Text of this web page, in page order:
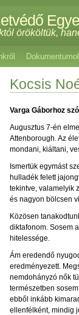
örököltük,
Kocsis
Varga Gáborhoz
Augusztus 7-én
Attenborough. Az
mondani, kiáltani,
Ismertük egymást
hulladék felett
tekintve, valamelyik
és nagyon bölcsen
Közösen
diktafonom. Sosem
hitelessége.
Ám eredendő
eredményezett.
nemdohányzó nők
természetben
ebből inkább
ellenfélként, mindig